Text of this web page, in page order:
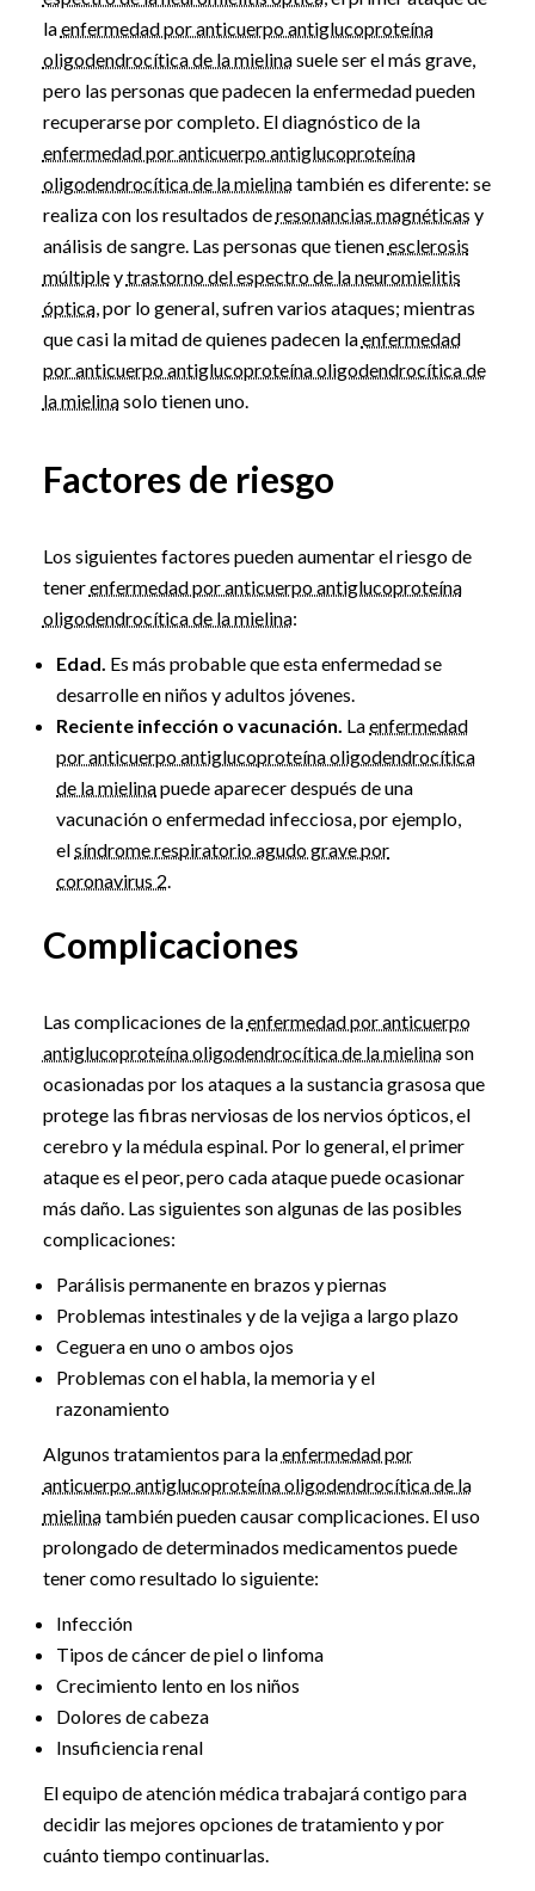
laenfermedad por anticuerpo antiglucoproteína
oligodendrocítica de la mielinasuele ser el más grave,
pero las personas que padecen la enfermedad pueden
recuperarse por completo. El diagnóstico de la
enfermedad por anticuerpo antiglucoproteína
oligodendrocítica de la mielinatambién es diferente: se
realiza con los resultados deresonancias magnéticas y
análisis de sangre. Las personas que tienenesclerosis
múltipleytrastorno del espectro de la neuromielitis
óptica, por lo general, sufren varios ataques; mientras
que casi la mitad de quienes padecen laenfermedad
por anticuerpo antiglucoproteína oligodendrocítica de
la mielinasolo tienen uno.
Factores de riesgo
Los siguientes factores pueden aumentar el riesgo de
tenerenfermedad por anticuerpo antiglucoproteína
oligodendrocítica de la mielina:
Edad. Es más probable que esta enfermedad se
desarrolle en niños y adultos jóvenes.
Reciente infección o vacunación. Laenfermedad
por anticuerpo antiglucoproteína oligodendrocítica
de la mielinapuede aparecer después de una
vacunación o enfermedad infecciosa, por ejemplo,
elsíndrome respiratorio agudo grave por
coronavirus 2.
Complicaciones
Las complicaciones de laenfermedad por anticuerpo
antiglucoproteína oligodendrocítica de la mielinason
ocasionadas por los ataques a la sustancia grasosa que
protege las fibras nerviosas de los nervios ópticos, el
cerebro y la médula espinal. Por lo general, el primer
ataque es el peor, pero cada ataque puede ocasionar
más daño. Las siguientes son algunas de las posibles
complicaciones:
Parálisis permanente en brazos y piernas
Problemas intestinales y de la vejiga a largo plazo
Ceguera en uno o ambos ojos
Problemas con el habla, la memoria y el
razonamiento
Algunos tratamientos para laenfermedad por
anticuerpo antiglucoproteína oligodendrocítica de la
mielinatambién pueden causar complicaciones. El uso
prolongado de determinados medicamentos puede
tener como resultado lo siguiente:
Infección
Tipos de cáncer de piel o linfoma
Crecimiento lento en los niños
Dolores de cabeza
Insuficiencia renal
El equipo de atención médica trabajará contigo para
decidir las mejores opciones de tratamiento y por
cuánto tiempo continuarlas.